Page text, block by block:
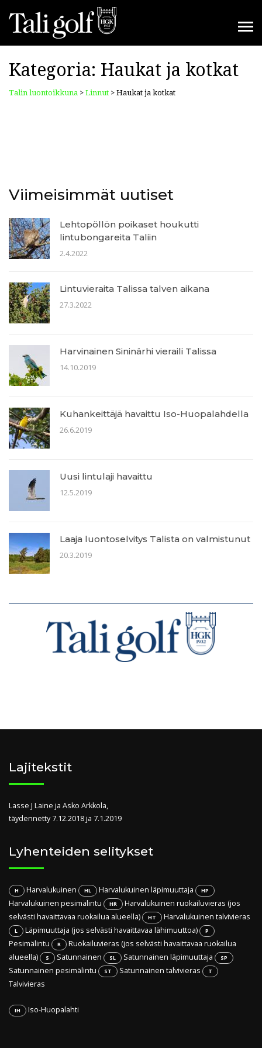
Kategoria: Haukat ja kotkat
Talin luontoikkuna > Linnut > Haukat ja kotkat
Viimeisimmät uutiset
Lehtopöllön poikaset houkutti
lintubongareita Taliin
2.4.2022
Lintuvieraita Talissa talven aikana
27.3.2022
Harvinainen Sininärhi vieraili Talissa
14.10.2019
Kuhankeittäjä havaittu Iso-Huopalahdella
26.6.2019
Uusi lintulaji havaittu
12.5.2019
Laaja luontoselvitys Talista on valmistunut
20.3.2019
Lajitekstit
Lasse J Laine ja Asko Arkkola,
täydennetty 7.12.2018 ja 7.1.2019
Lyhenteiden selitykset
H Harvalukuinen HL Harvalukuinen läpimuuttaja HP
Harvalukuinen pesimälintu HR
Harvalukuinen ruokailuvieras (jos
selvästi havaittavaa ruokailua alueella)
HT Harvalukuinen talvivieras
L Läpimuuttaja (jos selvästi havaittavaa lähimuuttoa) P
Pesimälintu R
Ruokailuvieras (jos selvästi havaittavaa ruokailua
alueella)
S Satunnainen SL Satunnainen läpimuuttaja SP
Satunnainen pesimälintu ST Satunnainen talvivieras T
Talvivieras
IH Iso-Huopalahti